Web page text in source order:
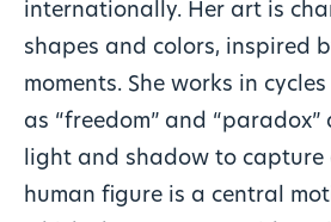
internationally. Her art is
shapes and colors, inspired
moments. She works in
as “freedom” and “paradox”
light and shadow to capture
human figure is a central